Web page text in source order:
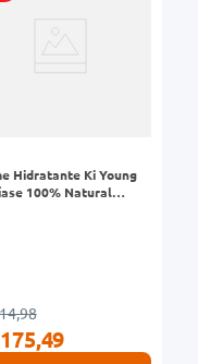
Hidratante Ki Young
100% Natural